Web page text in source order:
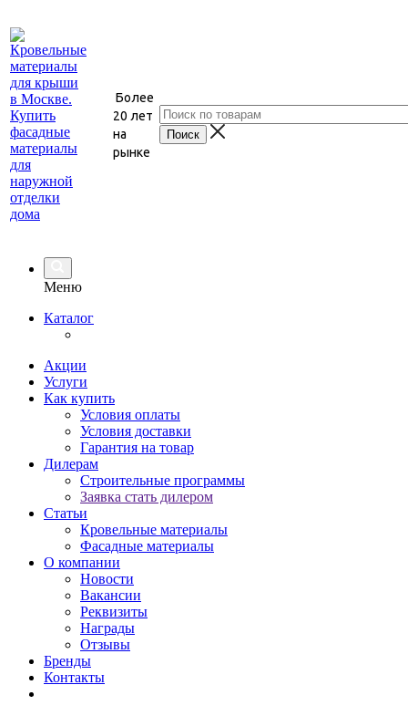
Более
20 лет
на
рынке
Меню
Каталог
Акции
Услуги
Как купить
Условия оплаты
Условия доставки
Гарантия на товар
Дилерам
Строительные программы
Заявка стать дилером
Статьи
Кровельные материалы
Фасадные материалы
О компании
Новости
Вакансии
Реквизиты
Награды
Отзывы
Бренды
Контакты